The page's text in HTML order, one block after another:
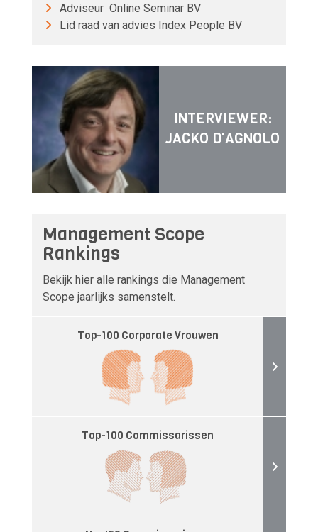
Adviseur Online Seminar BV
Lid raad van advies Index People BV
INTERVIEWER:
JACKO D'AGNOLO
Management Scope
Rankings
Bekijk hier alle rankings die Management
Scope jaarlijks samenstelt.
Top-100 Corporate Vrouwen
Top-100 Commissarissen